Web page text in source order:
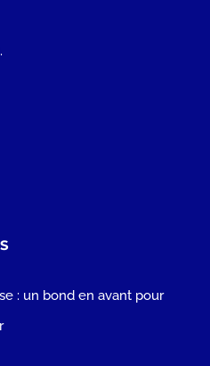
: un bond en avant pour